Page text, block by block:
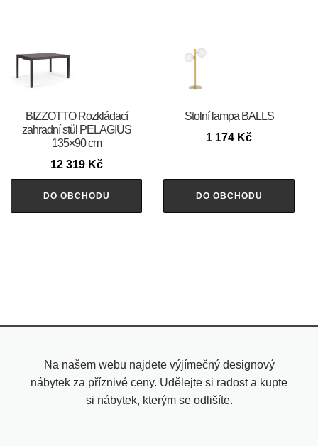
BIZZOTTO Rozkládací
zahradní stůl PELAGIUS
135×90 cm
12 319 Kč
DO OBCHODU
Stolní lampa BALLS
1 174 Kč
DO OBCHODU
Na našem webu najdete výjímečný designový
nábytek za příznivé ceny. Udělejte si radost a kupte
si nábytek, kterým se odlišíte.